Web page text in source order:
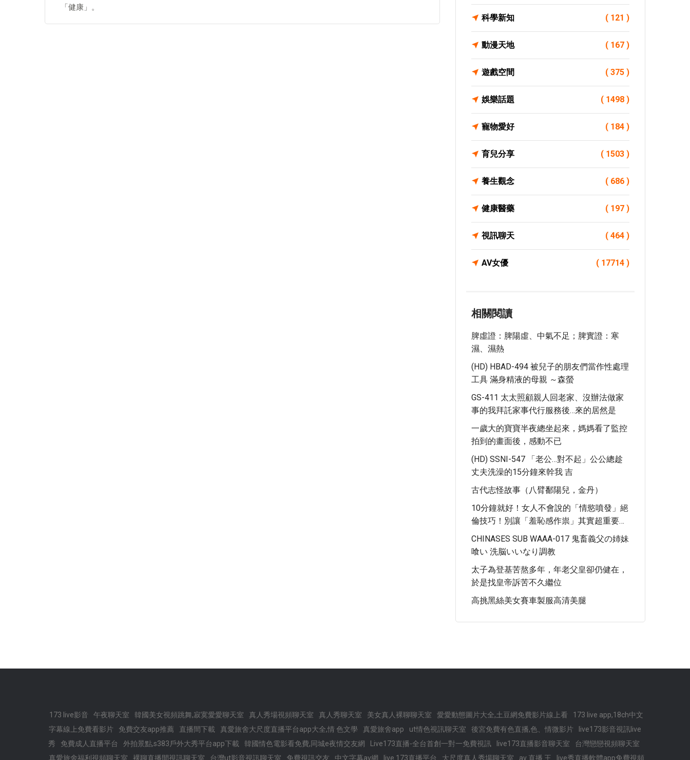
「健康」。
科學新知 ( 121 )
動漫天地 ( 167 )
遊戲空間 ( 375 )
娛樂話題 ( 1498 )
寵物愛好 ( 184 )
育兒分享 ( 1503 )
養生觀念 ( 686 )
健康醫藥 ( 197 )
視訊聊天 ( 464 )
AV女優 ( 17714 )
相關閱讀
脾虛證：脾陽虛、中氣不足；脾實證：寒
濕、濕熱
(HD) HBAD-494 被兒子的朋友們當作性處理
工具 滿身精液的母親 ～森螢
GS-411 太太照顧親人回老家、沒辦法做家
事的我拜託家事代行服務後…來的居然是
一歲大的寶寶半夜總坐起來，媽媽看了監控
拍到的畫面後，感動不已
(HD) SSNI-547 「老公…對不起」公公總趁
丈夫洗澡的15分鐘來幹我 吉
古代志怪故事（八臂鄱陽兒，金丹）
10分鐘就好！女人不會說的「情慾噴發」絕
倫技巧！別讓「羞恥感作祟」其實超重要…
CHINASES SUB WAAA-017 鬼畜義父の姉妹
喰い 洗脳いいなり調教
太子為登基苦熬多年，年老父皇卻仍健在，
於是找皇帝訴苦不久繼位
高挑黑絲美女賽車製服高清美腿
173 live影音 午夜聊天室 韓國美女視頻跳舞,寂寞愛愛聊天室 真人秀場視頻聊天室 真人秀聊天室 美女真人裸聊聊天室 愛愛動態圖片大全,土豆網免費影片線上看
173 live app,18ch中文
字幕線上免費看影片
免費交友app推薦 直播間下載 真愛旅舍大尺度直播平台app大全,情 色文學 真愛旅舍app ut情色視訊聊天室 後宮免費有色直播,色、情微影片
live173影音視訊live
秀
免費成人直播平台 外拍景點,s383戶外大秀平台app下載 韓國情色電影看免費,同城e夜情交友網 Live173直播-全台首創一對一免費視訊 live173直播影音聊天室
台灣戀戀視頻聊天室
真愛旅舍福利視頻聊天室
裸聊直播間視訊聊天室 台灣ut影音視訊聊天室 免費視訊交友 中文字幕av網 live 173直播平台 大尺度真人秀場聊天室 av 直播 王 live秀直播軟體app免費視頻